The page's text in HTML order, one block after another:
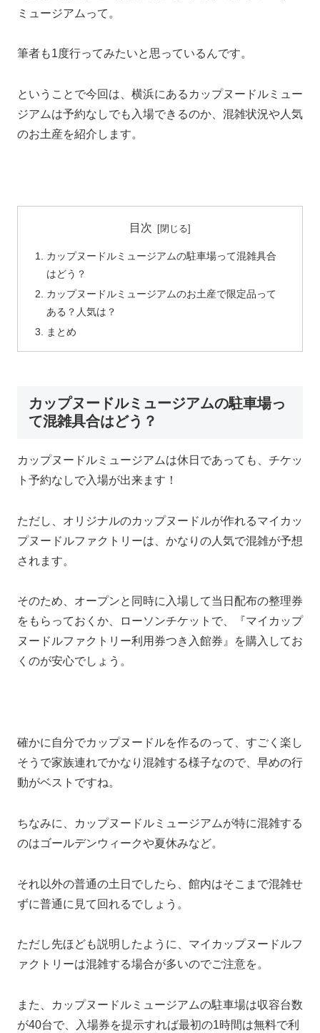
ミュージアムって。
筆者も1度行ってみたいと思っているんです。
ということで今回は、横浜にあるカップヌードルミュー
ジアムは予約なしでも入場できるのか、混雑状況や人気
のお土産を紹介します。
目次
カップヌードルミュージアムの駐車場って混雑具合
はどう？
カップヌードルミュージアムのお土産で限定品って
ある？人気は？
まとめ
カップヌードルミュージアムの駐車場っ
て混雑具合はどう？
カップヌードルミュージアムは休日であっても、チケッ
ト予約なしで入場が出来ます！
ただし、オリジナルのカップヌードルが作れるマイカッ
プヌードルファクトリーは、かなりの人気で混雑が予想
されます。
そのため、オープンと同時に入場して当日配布の整理券
をもらっておくか、ローソンチケットで、『マイカップ
ヌードルファクトリー利用券つき入館券』を購入してお
くのが安心でしょう。
確かに自分でカップヌードルを作るのって、すごく楽し
そうで家族連れでかなり混雑する様子なので、早めの行
動がベストですね。
ちなみに、カップヌードルミュージアムが特に混雑する
のはゴールデンウィークや夏休みなど。
それ以外の普通の土日でしたら、館内はそこまで混雑せ
ずに普通に見て回れるでしょう。
ただし先ほども説明したように、マイカップヌードルフ
ァクトリーは混雑する場合が多いのでご注意を。
また、カップヌードルミュージアムの駐車場は収容台数
が40台で、入場券を提示すれば最初の1時間は無料で利